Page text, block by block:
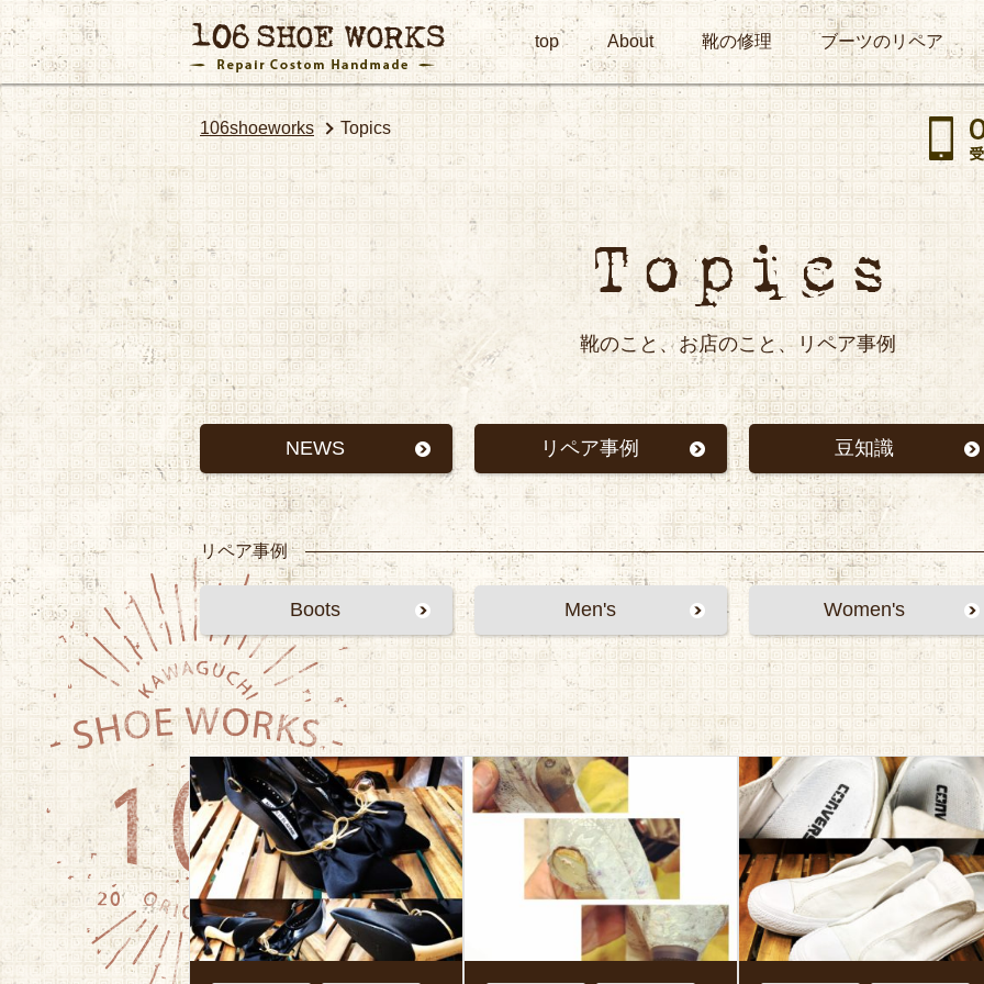
top About 靴の修理 ブーツのリペア
106shoeworks Topics
靴のこと、お店のこと、リペア事例
NEWS リペア事例 豆知識
リペア事例
Boots Men's Women's